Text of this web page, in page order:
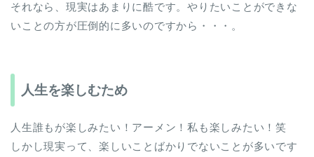
それなら、現実はあまりに酷です。やりたいことができな
いことの方が圧倒的に多いのですから・・・。
人生を楽しむため
人生誰もが楽しみたい！アーメン！私も楽しみたい！笑
しかし現実って、楽しいことばかりでないことが多いです